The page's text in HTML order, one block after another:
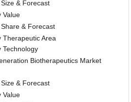
& Forecast
Value
& Forecast
Therapeutic Area
Technology
Biotherapeutics Market
& Forecast
Value